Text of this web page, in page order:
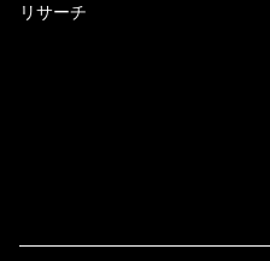
リサーチ